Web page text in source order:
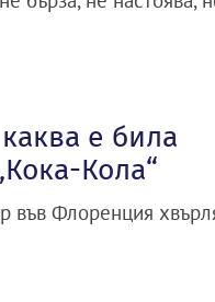
е била
Кола“
във Флоренция